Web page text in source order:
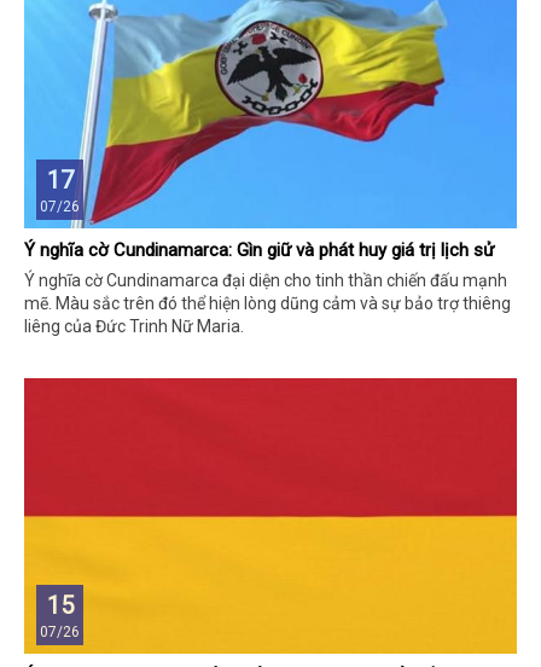
17
07/26
Ý nghĩa cờ Cundinamarca: Gìn giữ và phát huy giá trị lịch sử
Ý nghĩa cờ Cundinamarca đại diện cho tinh thần chiến đấu mạnh
mẽ. Màu sắc trên đó thể hiện lòng dũng cảm và sự bảo trợ thiêng
liêng của Đức Trinh Nữ Maria.
15
07/26